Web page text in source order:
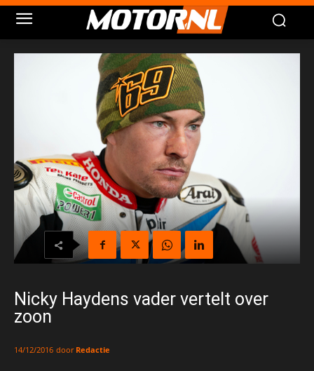
Nicky Haydens vader vertelt over
zoon
14/12/2016 door Redactie